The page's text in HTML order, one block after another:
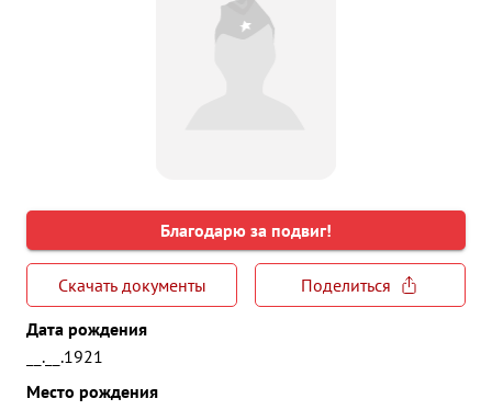
Благодарю за подвиг!
Скачать документы
Поделиться
Дата рождения
__.__.1921
Место рождения